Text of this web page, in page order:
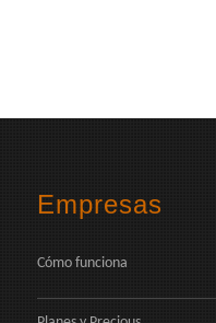
Empresas
Cómo funciona